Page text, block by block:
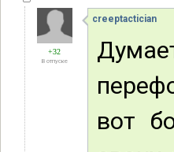
+32
В отпуске
creeptactician
вот